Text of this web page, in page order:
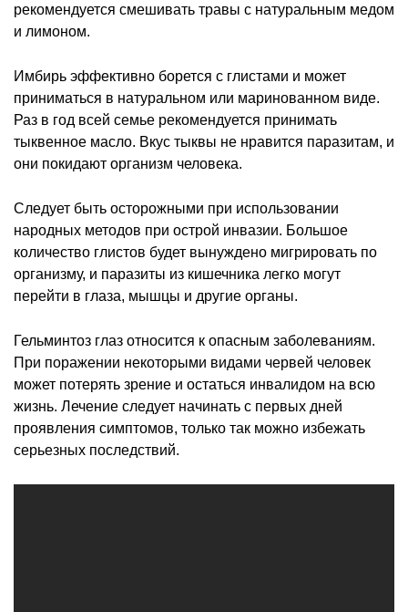
рекомендуется смешивать травы с натуральным медом
и лимоном.
Имбирь эффективно борется с глистами и может
приниматься в натуральном или маринованном виде.
Раз в год всей семье рекомендуется принимать
тыквенное масло. Вкус тыквы не нравится паразитам, и
они покидают организм человека.
Следует быть осторожными при использовании
народных методов при острой инвазии. Большое
количество глистов будет вынуждено мигрировать по
организму, и паразиты из кишечника легко могут
перейти в глаза, мышцы и другие органы.
Гельминтоз глаз относится к опасным заболеваниям.
При поражении некоторыми видами червей человек
может потерять зрение и остаться инвалидом на всю
жизнь. Лечение следует начинать с первых дней
проявления симптомов, только так можно избежать
серьезных последствий.